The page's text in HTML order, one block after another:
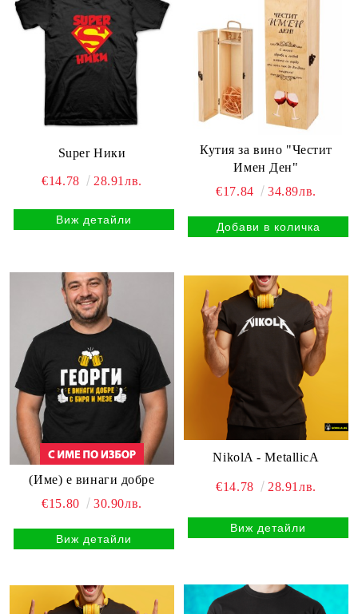
Super Ники
€14.78 28.91лв.
Виж детайли
Кутия за вино "Честит
Имен Ден"
€17.84
34.89лв.
(Име) е винаги добре
€15.80
30.90лв.
Виж детайли
NikolA - MetallicA
€14.78 28.91лв.
Виж детайли